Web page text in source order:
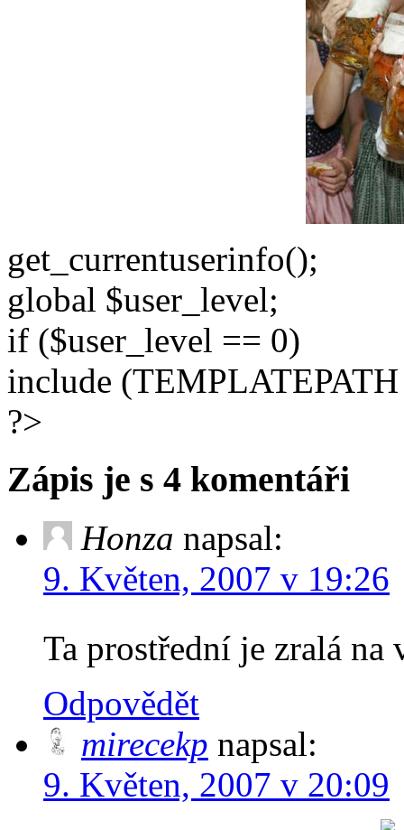
get_currentuserinfo();
global $user_level;
if ($user_level == 0)
include (TEMPLATEPATH
?>
Zápis je s 4 komentáři
Honza napsal:
9. Květen, 2007 v 19:26
Ta prostřední je zralá
Odpovědět
mirecekp napsal:
9. Květen, 2007 v 20:09